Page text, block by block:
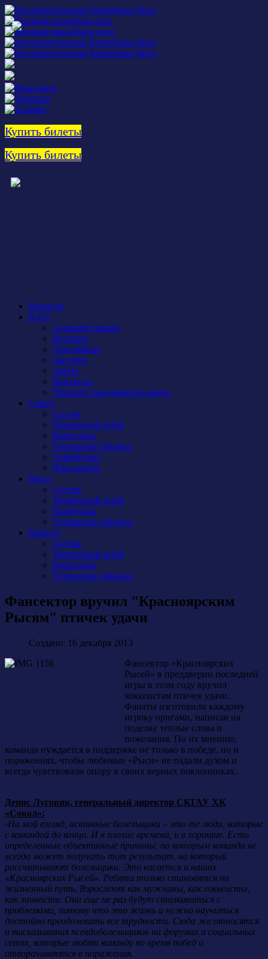
Купить билеты
Купить билеты
Новости
Клуб
Администрация
История
Документы
Закупки
Арена
Контакты
Правила поведения на арене
Сокол
Состав
Тренерский штаб
Календарь
Турнирная таблица
Атрибутика
Фан-сектор
Рыси
Состав
Тренерский штаб
Календарь
Турнирная таблица
Бирюса
Состав
Тренерский штаб
Календарь
Турнирная таблица
Фансектор вручил "Красноярским
Рысям" птичек удачи
Создано: 16 декабря 2013
Фансектор «Красноярских
Рысей» в преддверии последней
игры в этом году вручил
хоккеистам птичек удачи.
Фанаты изготовили каждому
игроку оригами, написав на
поделке теплые слова и
пожелания. По их мнению,
команда нуждается в поддержке не только в победе, но и
поражениях, чтобы любимые «Рыси» не падали духом и
всегда чувствовали опору в своих верных поклонниках.
Денис Луговик, генеральный директор СКГАУ ХК
«Сокол»:
-На мой взгляд, истинные болельщики – это те люди, которые
с командой до конца. И в плохие времена, и в хорошие. Есть
определенные объективные причины, по которым команда не
всегда может получать тот результат, на который
рассчитывают болельщики. Это касается и наших
«Красноярских Рысей». Ребята только становятся на
жизненный путь. Взрослеют как мужчины, как хоккеисты,
как личности. Они еще не раз будут сталкиваться с
проблемами, потому что это жизнь и нужно научиться
достойно преодолевать все трудности. Сюда же относятся
и высказывания псевдоболельщиков на форумах и социальных
сетях, которые любят команду во время побед и
отворачиваются в поражения.